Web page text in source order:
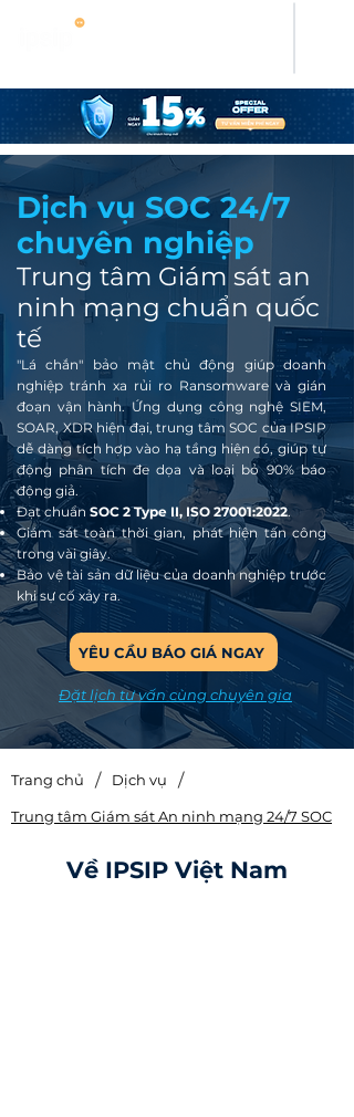
Dịch vụ SOC 24/7
chuyên nghiệp
Trung tâm Giám sát an
ninh mạng chuẩn quốc
tế
"Lá chắn" bảo mật chủ động giúp doanh
nghiệp tránh xa rủi ro Ransomware và gián
đoạn vận hành. Ứng dụng công nghệ SIEM,
SOAR, XDR hiện đại, trung tâm SOC của IPSIP
dễ dàng tích hợp vào hạ tầng hiện có, giúp tự
động phân tích đe dọa và loại bỏ 90% báo
động giả.
Đạt chuẩn SOC 2 Type II, ISO 27001:2022.
Giám sát toàn thời gian, phát hiện tấn công
trong vài giây.
Bảo vệ tài sản dữ liệu của doanh nghiệp trước
khi sự cố xảy ra.
YÊU CẦU BÁO GIÁ NGAY
Đặt lịch tư vấn cùng chuyên gia
Trang chủ / Dịch vụ /
Trung tâm Giám sát An ninh mạng 24/7 SOC
Về IPSIP Việt Nam